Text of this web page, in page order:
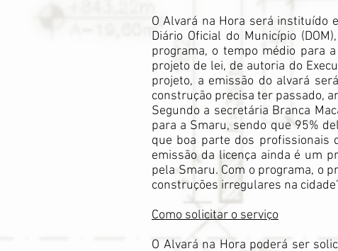
O Alvará na Hora será instituído
Diário Oficial do Município
programa, o tempo médio para
projeto de lei, de autoria do
projeto, a emissão do alvará
construção precisa ter passado,
Segundo a secretária Branca
para a Smaru, sendo que 95%
que boa parte dos profissionais
emissão da licença ainda é um
pela Smaru. Com o programa, o
construções irregulares na
Como solicitar o serviço
O Alvará na Hora poderá ser